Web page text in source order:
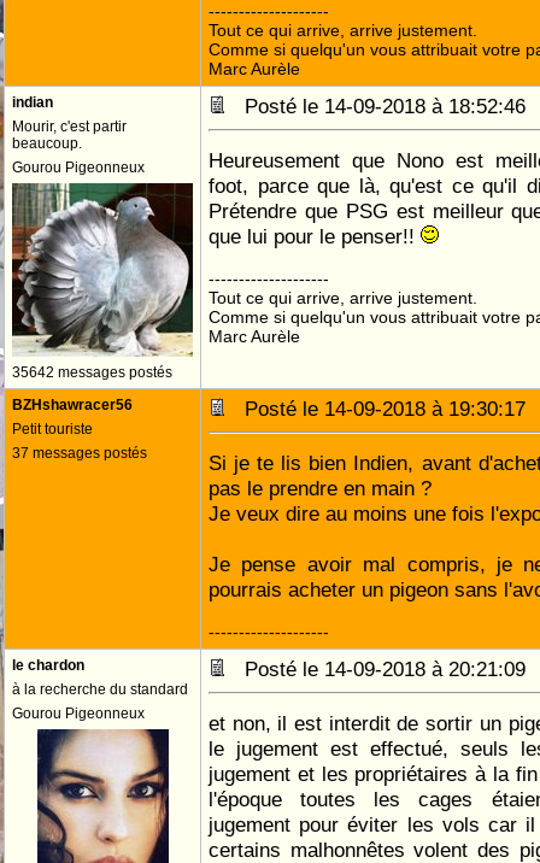
--------------------
Tout ce qui arrive, arrive justement.
Comme si quelqu'un vous attribuait votre
Marc Aurèle
indian
Mourir, c'est partir
beaucoup.
Gourou Pigeonneux
35642 messages postés
Posté le 14-09-2018 à
Heureusement que Nono est
foot, parce que là, qu'est ce qu'il
Prétendre que PSG est meilleur
que lui pour le penser!!
--------------------
Tout ce qui arrive, arrive justement.
Comme si quelqu'un vous attribuait votre
Marc Aurèle
BZHshawracer56
Petit touriste
37 messages postés
Posté le 14-09-2018 à
Si je te lis bien Indien, avant
pas le prendre en main ?
Je veux dire au moins une fois
Je pense avoir mal compris, je
pourrais acheter un pigeon sans
--------------------
le chardon
à la recherche du standard
Gourou Pigeonneux
Posté le 14-09-2018 à
et non, il est interdit de sortir un
le jugement est effectué, seuls
jugement et les propriétaires à la
l'époque toutes les cages
jugement pour éviter les vols car
certains malhonnêtes volent des